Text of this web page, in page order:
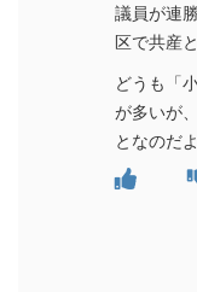
議員が連
区で共産
どうも「
が多いが
となのだよ